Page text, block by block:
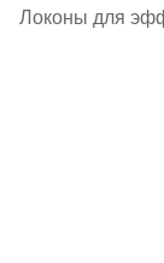
Локоны для